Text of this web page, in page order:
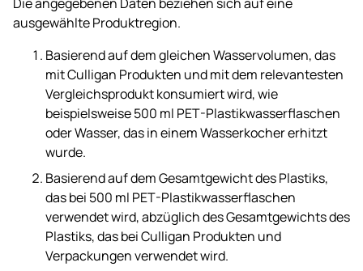
ausgewählte Produktregion.
Basierend auf dem gleichen Wasservolumen, das
mit Culligan Produkten und mit dem relevantesten
Vergleichsprodukt konsumiert wird, wie
beispielsweise 500 ml PET-Plastikwasserflaschen
oder Wasser, das in einem Wasserkocher erhitzt
wurde.
Basierend auf dem Gesamtgewicht des Plastiks,
das bei 500 ml PET-Plastikwasserflaschen
verwendet wird, abzüglich des Gesamtgewichts des
Plastiks, das bei Culligan Produkten und
Verpackungen verwendet wird.